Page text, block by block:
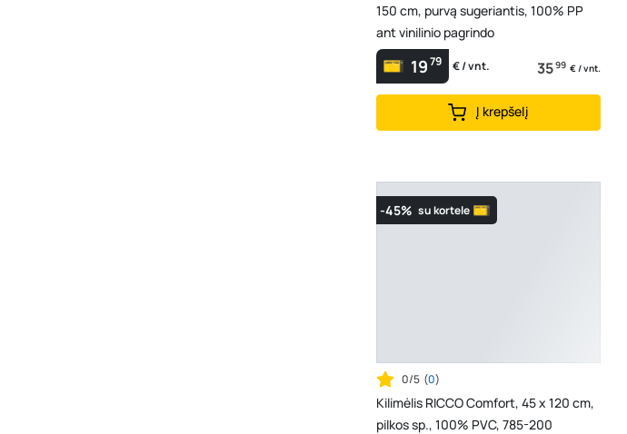
150 cm, purvą sugeriantis, 100% PP
ant vinilinio pagrindo
1979 € / vnt. 3599 € / vnt.
Į krepšelį
-45% su kortele
0/5 (0)
Kilimėlis RICCO Comfort, 45 x 120 cm,
pilkos sp., 100% PVC, 785-200